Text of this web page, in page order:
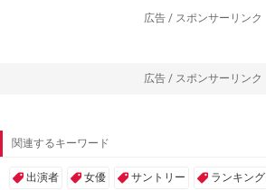
広告 / スポンサーリンク
広告 / スポンサーリンク
関連するキーワード
出演者 女優 サントリー ランキング